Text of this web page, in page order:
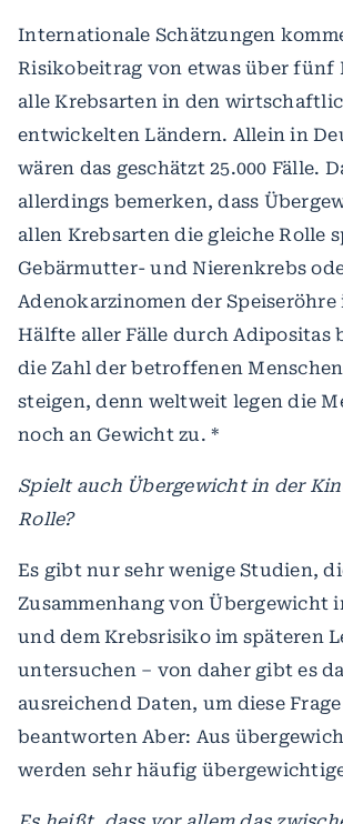
Internationale Schätzungen
Risikobeitrag von etwas über fünf
alle Krebsarten in den
entwickelten Ländern. Allein in
wären das geschätzt 25.000 Fälle.
allerdings bemerken, dass
allen Krebsarten die gleiche Rolle
Gebärmutter- und Nierenkrebs
Adenokarzinomen der
Hälfte aller Fälle durch Adipositas
die Zahl der betroffenen
steigen, denn weltweit legen die
noch an Gewicht zu. *
Spielt auch Übergewicht in der
Rolle?
Es gibt nur sehr wenige Studien,
Zusammenhang von Übergewicht
und dem Krebsrisiko im späteren
untersuchen – von daher gibt es
ausreichend Daten, um diese
beantworten Aber: Aus
werden sehr häufig